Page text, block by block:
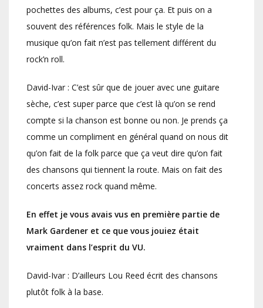
pochettes des albums, c’est pour ça. Et puis on a
souvent des références folk. Mais le style de la
musique qu’on fait n’est pas tellement différent du
rock’n roll.
David-Ivar : C’est sûr que de jouer avec une guitare
sèche, c’est super parce que c’est là qu’on se rend
compte si la chanson est bonne ou non. Je prends ça
comme un compliment en général quand on nous dit
qu’on fait de la folk parce que ça veut dire qu’on fait
des chansons qui tiennent la route. Mais on fait des
concerts assez rock quand même.
En effet je vous avais vus en première partie de
Mark Gardener et ce que vous jouiez était
vraiment dans l’esprit du VU.
David-Ivar : D’ailleurs Lou Reed écrit des chansons
plutôt folk à la base.